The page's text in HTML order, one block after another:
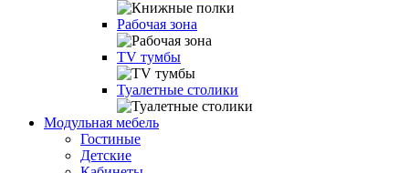
Рабочая зона
TV тумбы
Туалетные столики
Модульная мебель
Гостиные
Детские